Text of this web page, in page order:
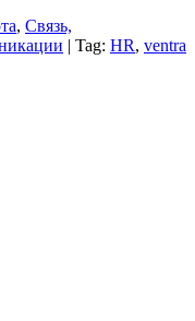
, Связь,
| Tag: HR, ventra